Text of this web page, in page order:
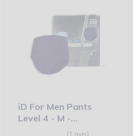
iD For Men Pants
Level 4 - M -
Protection urinaire